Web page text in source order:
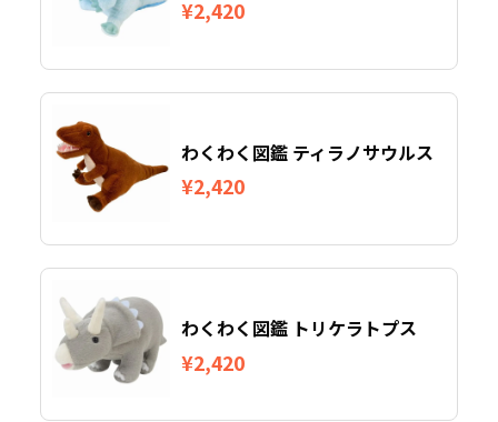
¥2,420
わくわく図鑑 ティラノサウルス
¥2,420
わくわく図鑑 トリケラトプス
¥2,420